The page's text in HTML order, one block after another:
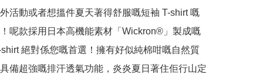
活動或者想搵件夏天著得舒服嘅短袖 T-shirt 嘅
呢款採用日本高機能素材「Wickron®」製成嘅
絕對係您嘅首選！擁有好似純棉咁嘅自然質
備超強嘅排汗透氣功能，炎炎夏日著住佢行山定